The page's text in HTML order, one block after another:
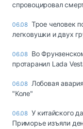
спровоцировал
06.08 Трое человек
легковушки и двух
06.08 Во
протаранил Lada
06.08 Лобовая
"Коле"
06.08 У китайского
Приморье изъяли